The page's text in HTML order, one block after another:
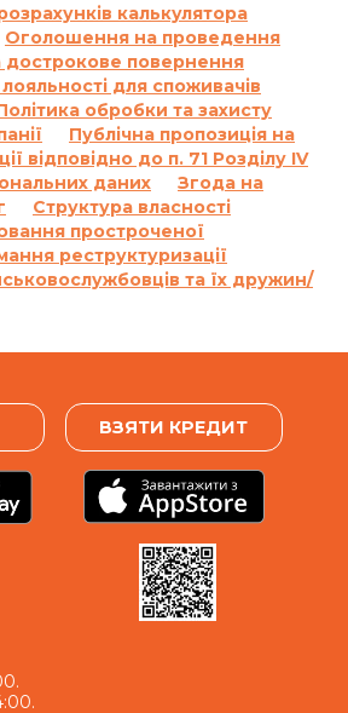
калькулятора
Оголошення на проведення
дострокове повернення
для споживачів
обробки та захисту
Публічна пропозиція на
відповідно до п. 71 Розділу IV
даних
Згода на
Структура власності
простроченої
реструктуризації
та їх дружин/
ВЗЯТИ КРЕДИТ